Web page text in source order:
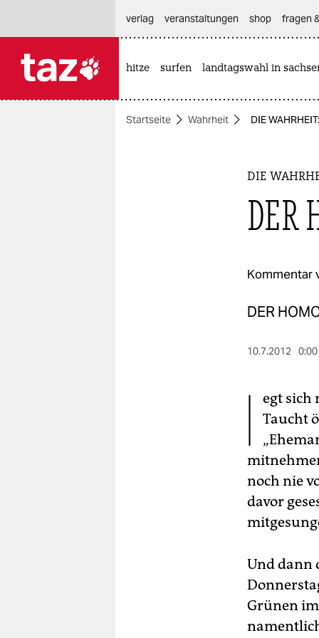
themen
verlag
veranstaltungen shop fragen
hitze surfen landtagswahl in
Startseite Wahrheit DIE
DIE
DER
Kommentar
DER
10.7.2012
l
egt sich
Taucht
noch nie
davor
Und dann
Grünen